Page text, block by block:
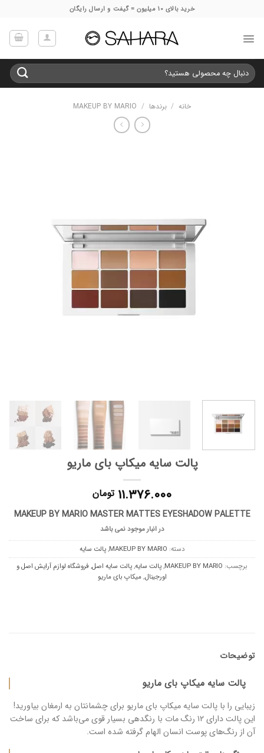
خرید بالای 10 میلیون = گیفت و ارسال رایگان
جستجو
برای:
خانه / برندها /
MAKEUP BY MARIO
پالت سایه میکاپ بای ماریو
۱۱.۳۷۶.۰۰۰ تومان
MAKEUP BY MARIO MASTER MATTES EYESHADOW PALETTE
در انبار موجود نمی باشد
دسته: MAKEUP BY MARIO
,پالت سایه
برچسب: MAKEUP BY MARIO
,پالت سایه,پالت سایه اصل, فروشگاه لوازم آرایش اصل و
اورجینال,میکاپ بای ماریو
توضیحات
پالت سایه میکاپ بای ماریو
زیبایی را با پالت سایه میکاپ بای ماریو برای چشمانتان به ارمغان بیاورید!
این پالت دارای ۱۲ رنگ مات با رنگدهی بسیار قوی می‌باشد که برای ساخت
آن از رنگ‌های پوست انسان الهام گرفته شده است.